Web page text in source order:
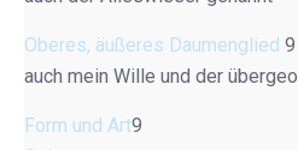
Oberes, äußeres Daumenglied 9
auch mein Wille und der
Form und Art9